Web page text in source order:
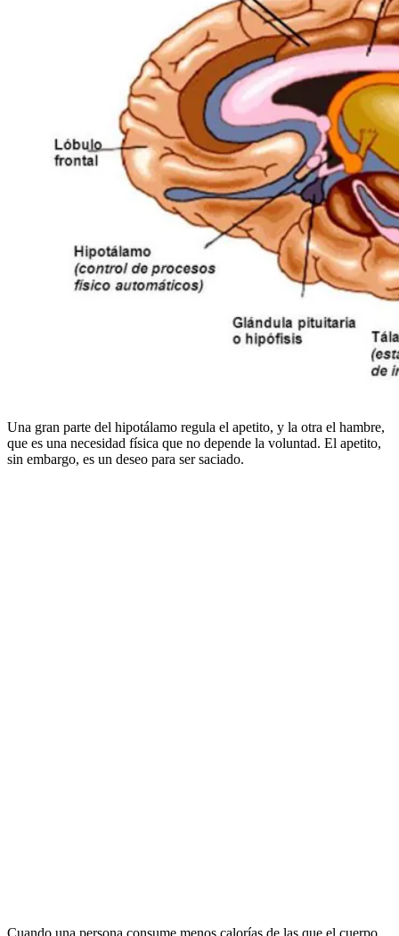
Una gran parte del hipotálamo regula el apetito, y la otra el hambre,
que es una necesidad física que no depende la voluntad. El apetito,
sin embargo, es un deseo para ser saciado.
Cuando una persona consume menos calorías de las que el cuerpo